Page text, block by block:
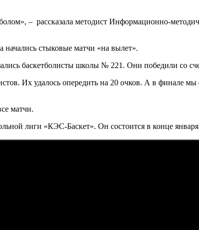
– рассказала методист Информационно-
начались стыковые матчи «на вылет».
баскетболисты школы № 221. Они победили со
Их удалось опередить на 20 очков. А в финале
матчи.
лиги «КЭС-Баскет». Он состоится в конце